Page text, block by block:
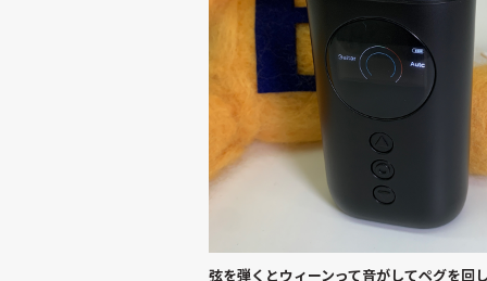
弦を弾くとウィーンって音がしてペグを回